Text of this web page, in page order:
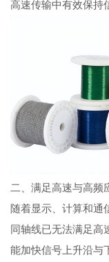
高速传输中有效保持
二、满足高速与高频
随着显示、计算和通
同轴线已无法满足高
能加快信号上升沿与